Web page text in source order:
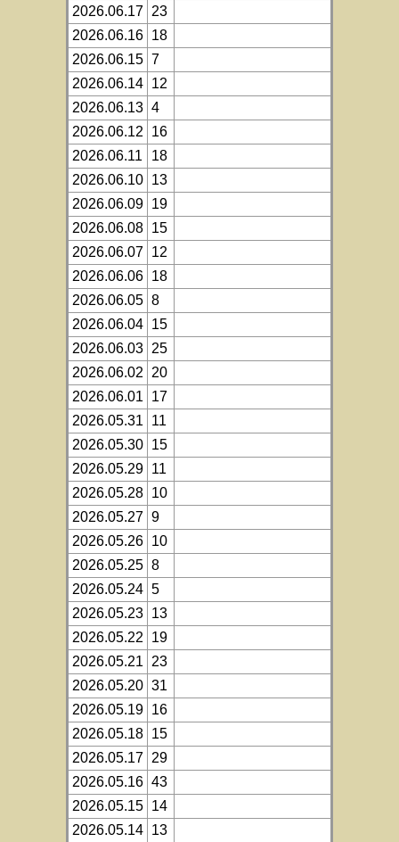
2026.06.17 23
2026.06.16 18
2026.06.15 7
2026.06.14 12
2026.06.13 4
2026.06.12
16
2026.06.11
18
2026.06.10 13
2026.06.09 19
2026.06.08 15
2026.06.07 12
2026.06.06 18
2026.06.05 8
2026.06.04 15
2026.06.03 25
2026.06.02
20
2026.06.01
17
2026.05.31
11
2026.05.30 15
2026.05.29 11
2026.05.28 10
2026.05.27 9
2026.05.26 10
2026.05.25 8
2026.05.24 5
2026.05.23 13
2026.05.22
19
2026.05.21
23
2026.05.20 31
2026.05.19 16
2026.05.18 15
2026.05.17 29
2026.05.16 43
2026.05.15 14
2026.05.14 13